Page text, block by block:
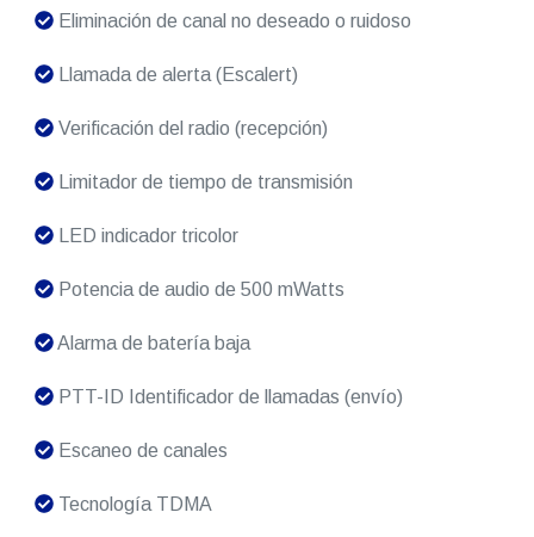
Eliminación de canal no deseado o ruidoso
Llamada de alerta (Escalert)
Verificación del radio (recepción)
Limitador de tiempo de transmisión
LED indicador tricolor
Potencia de audio de 500 mWatts
Alarma de batería baja
PTT-ID Identificador de llamadas (envío)
Escaneo de canales
Tecnología TDMA